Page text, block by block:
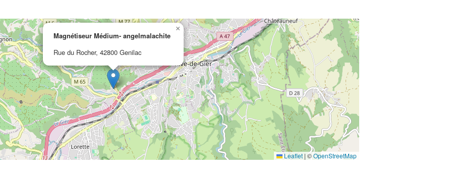
Magnétiseur Médium- angelmalachite
Rue du Rocher, 42800 Genilac
×
Leaflet | ©OpenStreetMap